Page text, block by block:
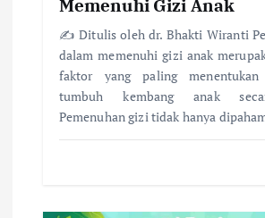
Memenuhi Gizi Anak
✍️ Ditulis oleh dr. Bhakti Wiranti
dalam memenuhi gizi anak
faktor yang paling menentukan
tumbuh kembang anak
Pemenuhan gizi tidak hanya